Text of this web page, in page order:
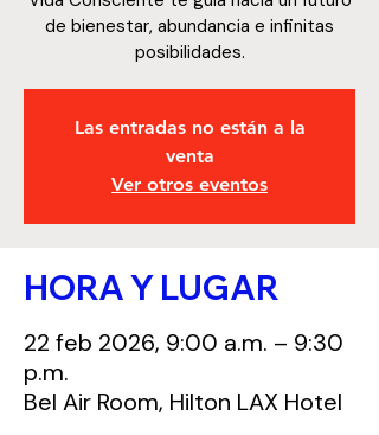
de bienestar, abundancia e infinitas
posibilidades.
Las entradas no están a la
venta
Ver otros eventos
HORA Y LUGAR
22 feb 2026, 9:00 a.m. – 9:30
p.m.
Bel Air Room, Hilton LAX Hotel